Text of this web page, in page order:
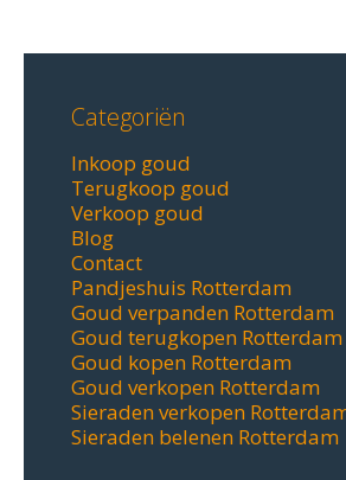
Categoriën
Inkoop goud
Terugkoop goud
Verkoop goud
Blog
Contact
Pandjeshuis Rotterdam
Goud verpanden Rotterdam
Goud terugkopen Rotterdam
Goud kopen Rotterdam
Goud verkopen Rotterdam
Sieraden verkopen
Sieraden belenen Rotterdam